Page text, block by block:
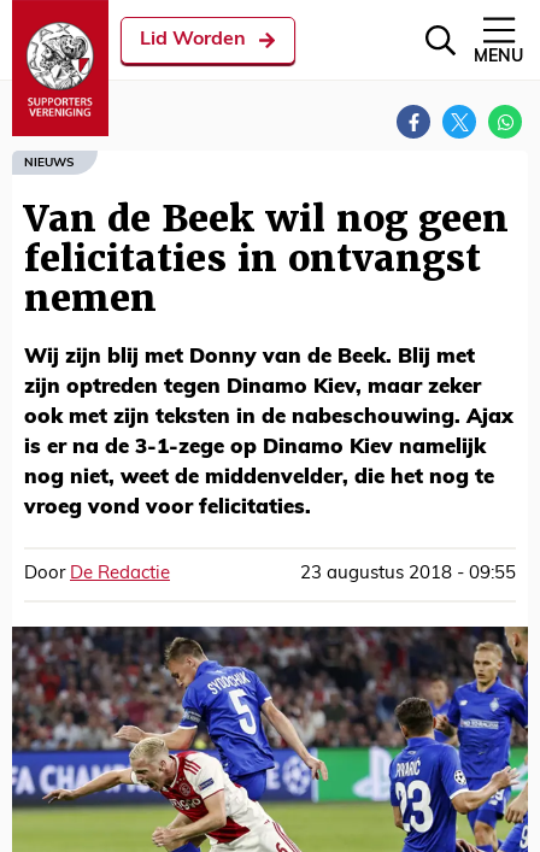
Lid Worden
MENU
NIEUWS
Van de Beek wil nog geen
felicitaties in ontvangst
nemen
Wij zijn blij met Donny van de Beek. Blij met
zijn optreden tegen Dinamo Kiev, maar zeker
ook met zijn teksten in de nabeschouwing. Ajax
is er na de 3-1-zege op Dinamo Kiev namelijk
nog niet, weet de middenvelder, die het nog te
vroeg vond voor felicitaties.
Door De Redactie 23 augustus 2018 - 09:55